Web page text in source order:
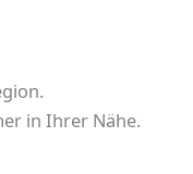
in Ihrer Nähe.